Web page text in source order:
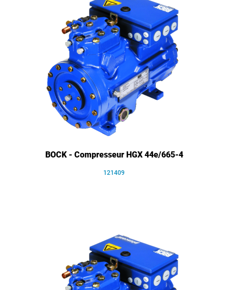
BOCK - Compresseur HGX 44e/665-4
121409